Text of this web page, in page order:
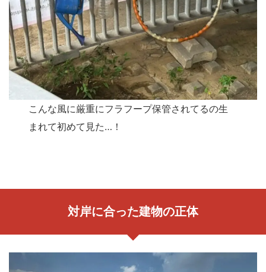
こんな風に厳重にフラフープ保管されてるの生
まれて初めて見た…！
対岸に合った建物の正体